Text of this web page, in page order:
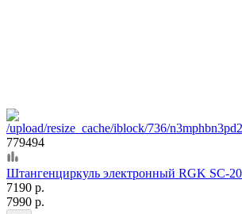
779494
Штангенциркуль электронный RGK SC-
7190 р.
7990 р.